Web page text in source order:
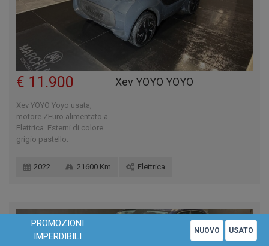
Xev YOYO YOYO
€ 11.900
Xev YOYO Yoyo usata,
motore ZEuro alimentato a
Elettrica. Esterni di colore
grigio pastello.
2022 21600 Km Elettrica
PROMOZIONI
IMPERDIBILI
NUOVO USATO
X
Questo sito utilizza solo cookie tecnici. Chiudendo questo banner o
proseguendo la navigazione acconsenti all'uso di cookie.